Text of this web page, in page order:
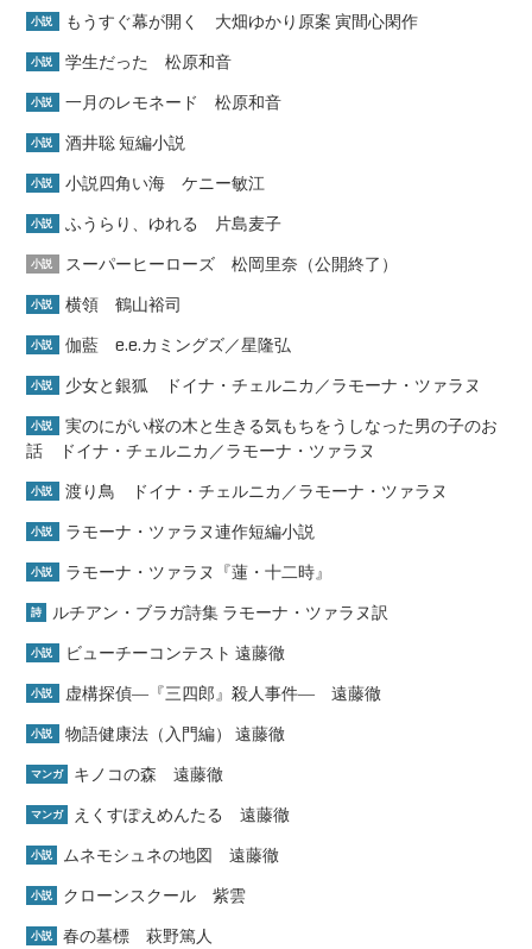
小説 もうすぐ幕が開く 大畑ゆかり原案 寅間心閑作
小説 学生だった 松原和音
小説 一月のレモネード 松原和音
小説 酒井聡 短編小説
小説 小説四角い海 ケニー敏江
小説 ふうらり、ゆれる 片島麦子
小説 スーパーヒーローズ 松岡里奈（公開終了）
小説 横領 鶴山裕司
小説 伽藍 e.e.カミングズ／星隆弘
小説 少女と銀狐 ドイナ・チェルニカ／ラモーナ・ツァラヌ
小説
実のにがい桜の木と生きる気もちをうしなった男の子のお
話 ドイナ・チェルニカ／ラモーナ・ツァラヌ
小説 渡り鳥 ドイナ・チェルニカ／ラモーナ・ツァラヌ
小説 ラモーナ・ツァラヌ連作短編小説
小説 ラモーナ・ツァラヌ『蓮・十二時』
詩 ルチアン・ブラガ詩集 ラモーナ・ツァラヌ訳
小説 ビューチーコンテスト 遠藤徹
小説 虚構探偵―『三四郎』殺人事件― 遠藤徹
小説 物語健康法（入門編） 遠藤徹
マンガ キノコの森 遠藤徹
マンガ えくすぽえめんたる 遠藤徹
小説 ムネモシュネの地図 遠藤徹
小説 クローンスクール 紫雲
小説 春の墓標 萩野篤人